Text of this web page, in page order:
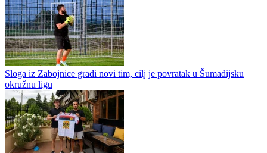
Sloga iz Zabojnice gradi novi tim, cilj je povratak u Šumadijsku
okružnu ligu